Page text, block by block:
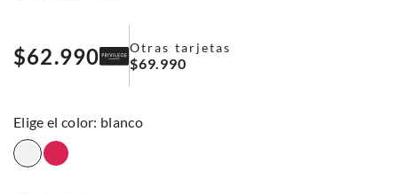
$62.990 Otras tarjetas
$69.990
: blanco